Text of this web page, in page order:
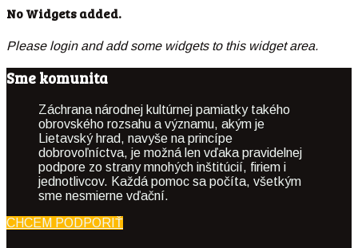
No Widgets added.
Please login and add some widgets to this widget area.
Sme komunita
Záchrana národnej kultúrnej pamiatky takého
obrovského rozsahu a významu, akým je
Lietavský hrad, navyše na princípe
dobrovoľníctva, je možná len vďaka pravidelnej
podpore zo strany mnohých inštitúcií, firiem i
jednotlivcov. Každá pomoc sa počíta, všetkým
sme nesmierne vďační.
CHCEM PODPORIŤ